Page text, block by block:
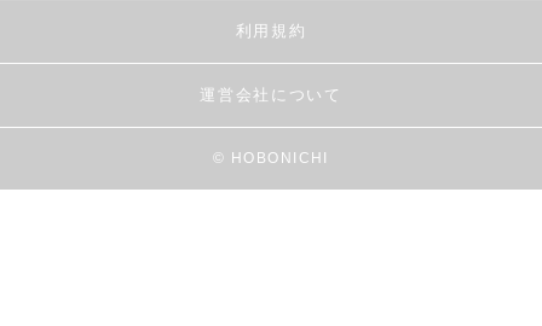
利用規約
運営会社について
© HOBONICHI